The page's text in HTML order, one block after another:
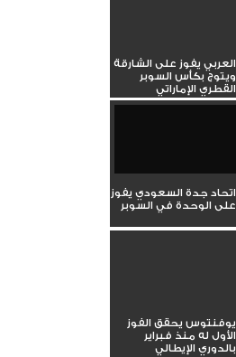
العربي يفوز على الشارقة
ويتوج بكأس السوبر
القطري الإماراتي
اتحاد جدة السعودي يفوز
على الوحدة في السوبر
يوفنتوس يحقق الفوز
الأول له منذ فبراير
بالدوري الإيطالي